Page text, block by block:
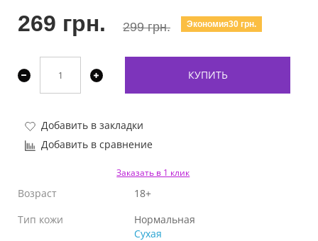
269 грн. 299 грн. Экономия30 грн.
КУПИТЬ
Добавить в закладки
Добавить в сравнение
Заказать в 1 клик
Возраст
18+
Тип кожи
Нормальная
Сухая